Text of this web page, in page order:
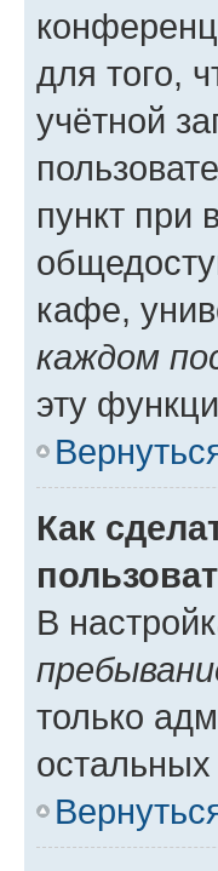
для того,
учётной
пункт при
кафе,
каждом
эту
Как
В
только